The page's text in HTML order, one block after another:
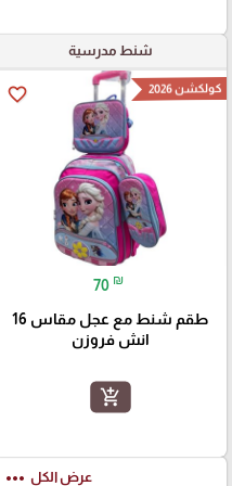
شنط مدرسية
favorite_border كولكشن 2026
70 ₪
طقم شنط مع عجل مقاس 16
انش فروزن
add_shopping_cart
عرض الكل more_horiz